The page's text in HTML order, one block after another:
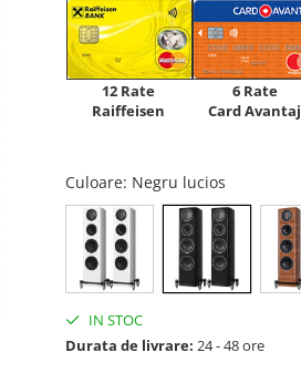
12 Rate
Raiffeisen
6 Rate
Card Avantaj
Culoare: Negru lucios
IN STOC
Durata de livrare: 24 - 48 ore